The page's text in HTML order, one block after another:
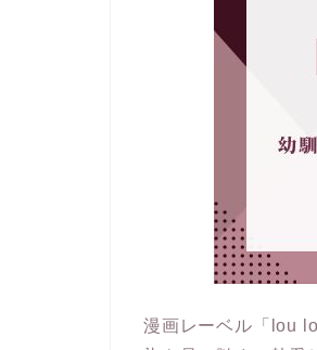
漫画レーベル「lou